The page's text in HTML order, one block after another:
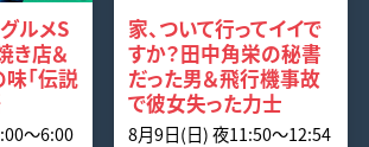
ルメS
き店＆
「伝説
〜6:00
家、ついて行ってイイで
すか？田中角栄の秘書
だった男＆飛行機事故
で彼女失った力士
8月9日(日) 夜11:50〜12:54